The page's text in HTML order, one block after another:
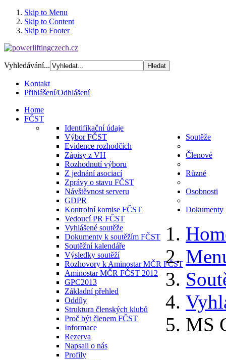
Skip to Menu
Skip to Content
Skip to Footer
Vyhledávání...
Kontakt
Přihlášení/Odhlášení
Home
FČST
Identifikační údaje
Výbor FČST
Evidence rozhodčích
Zápisy z VH
Rozhodnutí výboru
Z jednání asociací
Zprávy o stavu FČST
Návštěvnost serveru
GDPR
Kontrolní komise FČST
Vedoucí PR FČST
Soutěže
Vyhlášené soutěže
Dokumenty k soutěžím FČST
Soutěžní kalendáře
Výsledky soutěží
Rozhovory k Aminostar MČR FČST
Aminostar MČR FČST 2012
GPC2013
Členové
Základní přehled
Oddíly
Struktura členských klubů
Proč být členem FČST
Různé
Informace
Rezerva
Osobnosti
Napsali o nás
Profily
Dokumenty
MS